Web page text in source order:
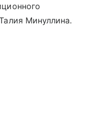
Минуллина.